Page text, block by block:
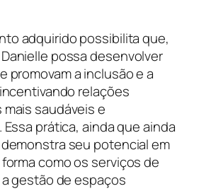
adquirido possibilita que,
possa desenvolver
promovam a inclusão e a
relações
saudáveis e
prática, ainda que ainda
seu potencial em
como os serviços de
gestão de espaços